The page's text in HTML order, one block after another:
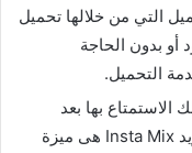
التي من خلالها تحميل
أو بدون الحاجة
التحميل.
الاستمتاع بها بعد
تحميل انستا مكس اخر اصدار للاندرويد Insta Mix هى ميزة